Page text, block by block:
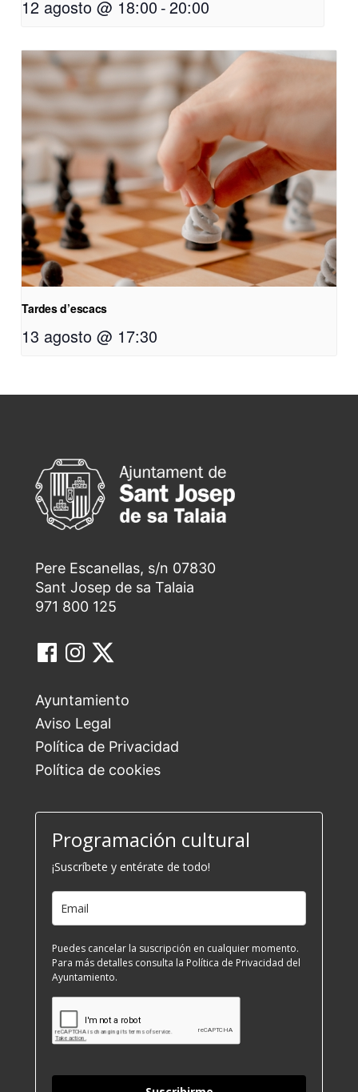
12 agosto @ 18:00 -20:00
Tardes d’escacs
13 agosto @ 17:30
Pere Escanellas, s/n 07830
Sant Josep de sa Talaia
971 800 125
Ayuntamiento
Aviso Legal
Política de Privacidad
Política de cookies
Programación cultural
¡Suscríbete y entérate de todo!
Puedes cancelar la suscripción en cualquier momento.
Para más detalles consulta la Política de Privacidad del
Ayuntamiento.